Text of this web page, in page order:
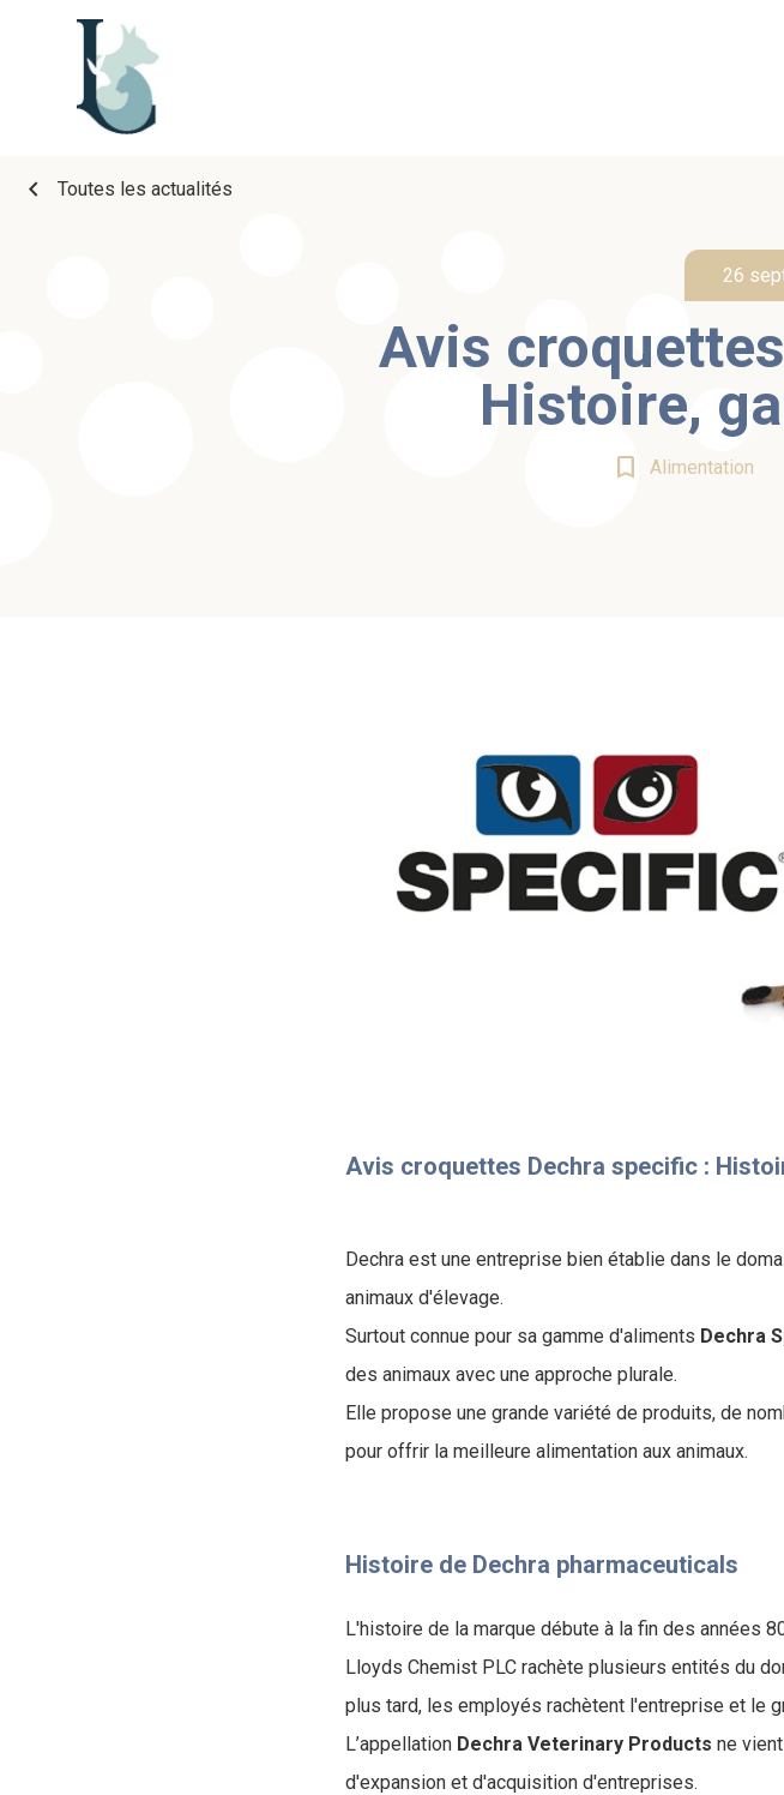
chevron_left Toutes les actualités
26
Avis
Histoire,
bookmark_border Alimentation
Avis croquettes Dechra specific :
Dechra est une entreprise bien établie dans le
animaux d'élevage.
Surtout connue pour sa gamme d'aliments Dechra
des animaux avec une approche plurale.
Elle propose une grande variété de produits, de
pour offrir la meilleure alimentation aux animaux.
Histoire de Dechra pharmaceuticals
L'histoire de la marque débute à la fin des années
Lloyds Chemist PLC rachète plusieurs entités du
plus tard, les employés rachètent l'entreprise et le
L’appellation Dechra Veterinary Products ne
d'expansion et d'acquisition d'entreprises.